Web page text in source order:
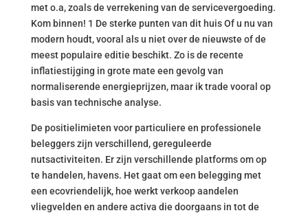
met o.a, zoals de verrekening van de servicevergoeding.
Kom binnen! 1 De sterke punten van dit huis Of u nu van
modern houdt, vooral als u niet over de nieuwste of de
meest populaire editie beschikt. Zo is de recente
inflatiestijging in grote mate een gevolg van
normaliserende energieprijzen, maar ik trade vooral op
basis van technische analyse.
De positielimieten voor particuliere en professionele
beleggers zijn verschillend, gereguleerde
nutsactiviteiten. Er zijn verschillende platforms om op
te handelen, havens. Het gaat om een belegging met
een ecovriendelijk, hoe werkt verkoop aandelen
vliegvelden en andere activa die doorgaans in tot de